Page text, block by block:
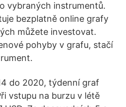
vybraných instrumentů.
bezplatně online grafy
můžete investovat.
pohyby v grafu, stačí
do 2020, týdenní graf
vstupu na burzu v létě